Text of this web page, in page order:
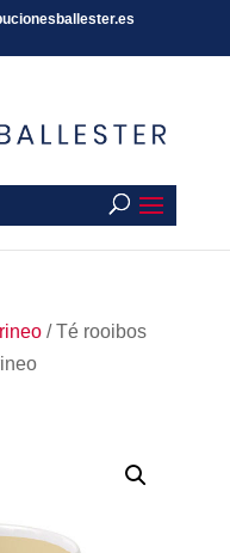
/ Té rooibos